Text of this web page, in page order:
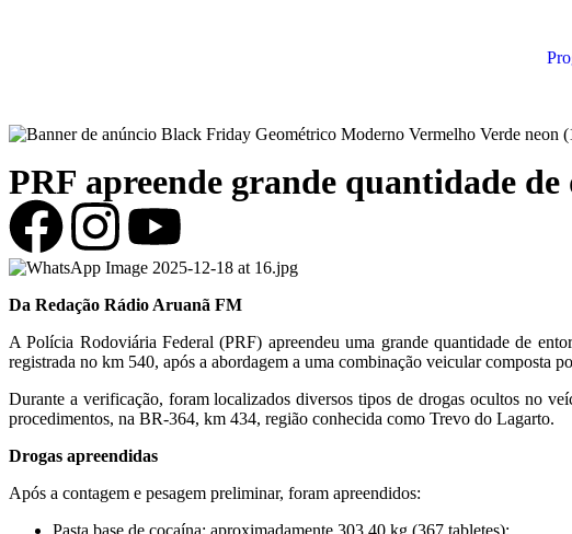
PRF apreende grande quantidade
Da Redação Rádio Aruanã FM
A Polícia Rodoviária Federal (PRF) apreendeu uma grande quantidade de
registrada no km 540, após a abordagem a uma combinação veicular composta
Durante a verificação, foram localizados diversos tipos de drogas ocultos no
procedimentos, na BR-364, km 434, região conhecida como Trevo do Lagarto.
Drogas apreendidas
Após a contagem e pesagem preliminar, foram apreendidos:
Pasta base de cocaína: aproximadamente 303,40 kg (367 tabletes);